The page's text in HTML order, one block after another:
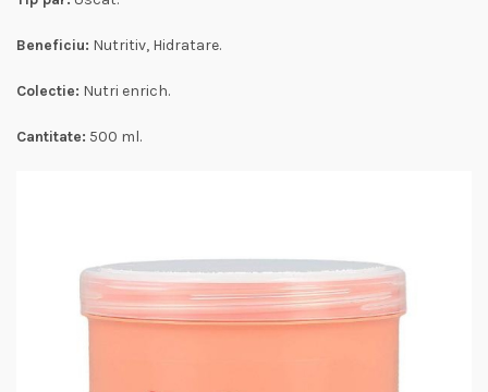
Beneficiu: Nutritiv, Hidratare.
Colectie: Nutri enrich.
Cantitate: 500 ml.